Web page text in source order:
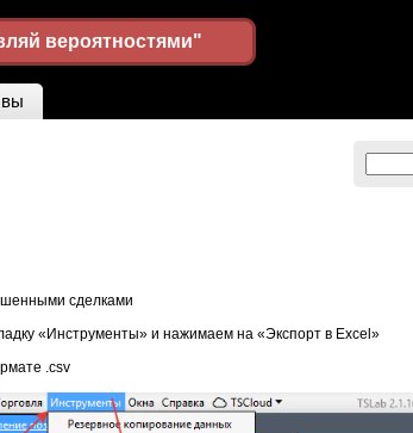
вероятностями"
сделками
«Инструменты» и нажимаем на «Экспорт в Excel»
.csv